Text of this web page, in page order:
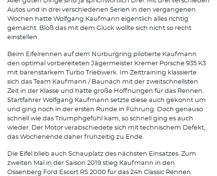
Autos und in drei verschiedenen Serien in den vergangenen
Wochen hatte Wolfgang Kaufmann eigentlich alles richtig
gemacht. Bloß das mit dem Glück wollte sich nicht so recht
einstellen.
Beim Eifelrennen auf dem Nürburgring pilotierte Kaufmann
den optimal vorbereiteten Jägermeister Kremer Porsche 935 K3
mit bärenstarkem Turbo Triebwerk. Im Zeittraining klassierte
sich das Team Kaufmann / Baunach mit der zweitschnellsten
Zeit in der Klasse und hatte große Hoffnungen für das Rennen.
Startfahrer Wolfgang Kaufmann setzte diese auch gekonnt um
und ging noch in der ersten Runde in Führung. Doch genauso
schnell wie das Triumphgefühl kam, so schnell ging es auch
wieder. Der Motor verabschiedete sich mit technischem Defekt,
das Wochenende daher frühzeitig zu Ende.
Die Eifel blieb auch Schauplatz des nächsten Einsatzes. Zum
zweiten Mal in der Saison 2019 stieg Kaufmann in den
Ossenberg Ford Escort RS 2000 für das 24h Classic Rennen.